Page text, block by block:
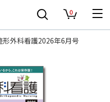
0
形外科看護2026年6月号